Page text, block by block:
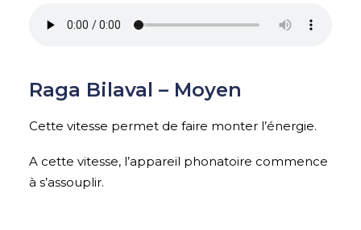
Raga Bilaval – Moyen
Cette vitesse permet de faire monter l’énergie.
A cette vitesse, l’appareil phonatoire commence
à s’assouplir.